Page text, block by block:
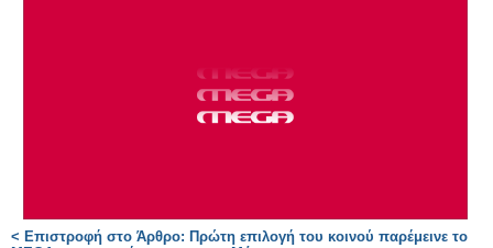
< Επιστροφή στο Άρθρο: Πρώτη επιλογή του κοινού παρέμεινε το